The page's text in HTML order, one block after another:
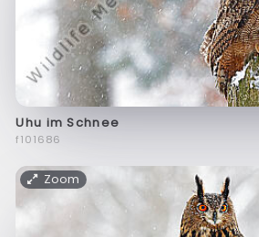
Uhu im Schnee
f101686
Zoom